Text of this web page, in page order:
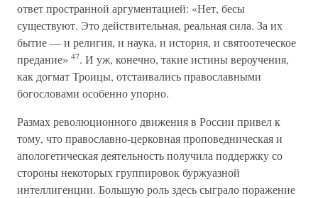
ответ пространной аргументацией: «Нет, бесы
существуют. Это действительная, реальная сила. За их
бытие — и религия, и наука, и история, и святоотеческое
предание» 47. И уж, конечно, такие истины вероучения,
как догмат Троицы, отстаивались православными
богословами особенно упорно.
Размах революционного движения в России привел к
тому, что православно-церковная проповедническая и
апологетическая деятельность получила поддержку со
стороны некоторых группировок буржуазной
интеллигенции. Большую роль здесь сыграло поражение